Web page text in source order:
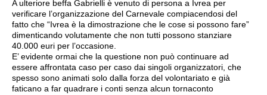
A ulteriore beffa Gabrielli è venuto di persona a Ivrea per
verificare l’organizzazione del Carnevale compiacendosi del
fatto che “Ivrea è la dimostrazione che le cose si possono fare”
dimenticando volutamente che non tutti possono stanziare
40.000 euri per l’occasione.
E’ evidente ormai che la questione non può continuare ad
essere affrontata caso per caso dai singoli organizzatori, che
spesso sono animati solo dalla forza del volontariato e già
faticano a far quadrare i conti senza alcun tornaconto